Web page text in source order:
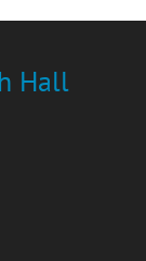
Hall